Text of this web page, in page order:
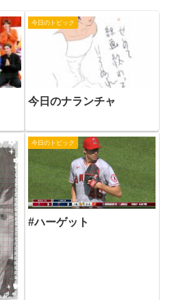
今日のトピック
今日のナランチャ
今日のトピック
#ハーゲット